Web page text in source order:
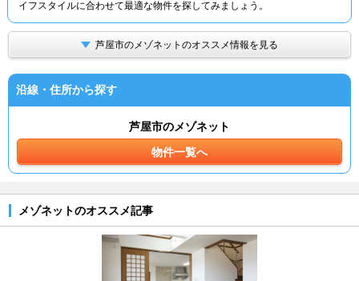
イフスタイルに合わせて最適な物件を探してみましょう。
芦屋市のメゾネットのオススメ情報を見る
沿線・住所から探す
芦屋市のメゾネット
物件一覧へ
メゾネットのオススメ記事